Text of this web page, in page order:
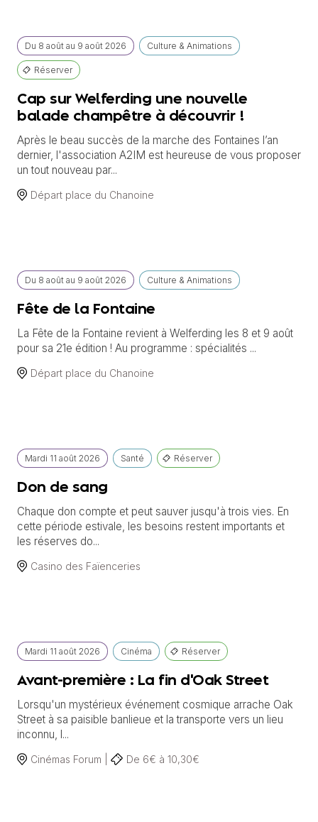
Du 8 août au 9 août 2026 Culture & Animations
Réserver
Cap sur Welferding une nouvelle
balade champêtre à découvrir !
Après le beau succès de la marche des Fontaines l’an
dernier, l'association A2IM est heureuse de vous proposer
un tout nouveau par...
Départ place du Chanoine
Du 8 août au 9 août 2026 Culture & Animations
Fête de la Fontaine
La Fête de la Fontaine revient à Welferding les 8 et 9 août
pour sa 21e édition ! Au programme : spécialités ...
Départ place du Chanoine
Mardi 11 août 2026 Santé Réserver
Don de sang
Chaque don compte et peut sauver jusqu'à trois vies. En
cette période estivale, les besoins restent importants et
les réserves do...
Casino des Faïenceries
Mardi 11 août 2026 Cinéma Réserver
Avant-première : La fin d'Oak Street
Lorsqu'un mystérieux événement cosmique arrache Oak
Street à sa paisible banlieue et la transporte vers un lieu
inconnu, l...
Cinémas Forum | De 6€ à 10,30€